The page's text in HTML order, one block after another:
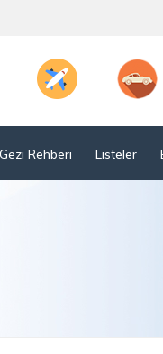
Gezi Rehberi Listeler